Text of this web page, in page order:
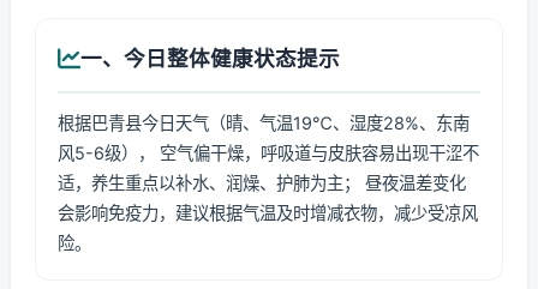
一、今日整体健康状态提示
根据巴青县今日天气（晴、气温19℃、湿度28%、东南
风5-6级）， 空气偏干燥，呼吸道与皮肤容易出现干涩不
适，养生重点以补水、润燥、护肺为主； 昼夜温差变化
会影响免疫力，建议根据气温及时增减衣物，减少受凉风
险。